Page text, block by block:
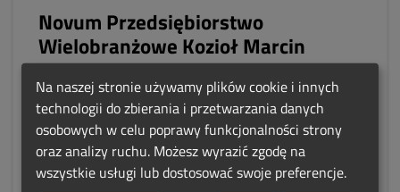
Novum Przedsiębiorstwo
Wielobranżowe Kozioł Marcin
adres: Mostowa 41
05-310 Kałuszyn
woj.:
Mazowieckie
Na naszej stronie używamy plików cookie i innych
technologii do zbierania i przetwarzania danych
osobowych w celu poprawy funkcjonalności strony
oraz analizy ruchu. Możesz wyrazić zgodę na
wszystkie usługi lub dostosować swoje preferencje.